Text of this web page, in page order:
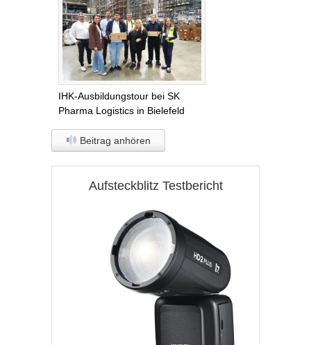
IHK-Ausbildungstour bei SK
Pharma Logistics in Bielefeld
Beitrag anhören
Aufsteckblitz Testbericht